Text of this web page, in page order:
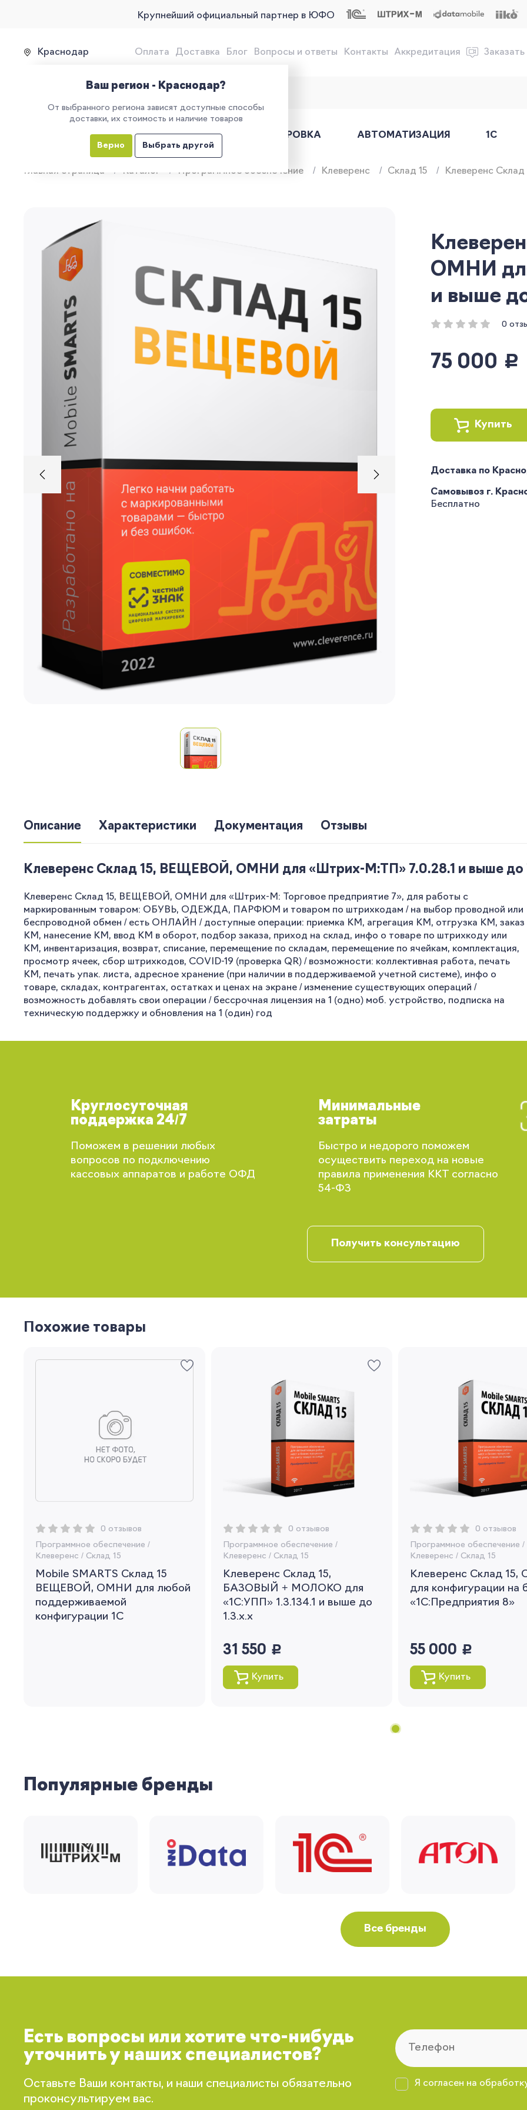
Крупнейший официальный партнер в ЮФО
Краснодар Оплата Доставка Блог Вопросы и ответы Контакты Аккредитация Заказать
Продажа, подключение и обслуживание онлайн-касс
УСЛУГИ ЕГАИС МАРКИРОВКА АВТОМАТИЗАЦИЯ 1С
Главная страница Каталог Программное обеспечение Клеверенс Склад 15 Клеверенс
ОМНИ
и выше
0
75 000 руб.
Купить
Доставка по
Самовывоз г.
Бесплатно
Описание Характеристики Документация Отзывы
Клеверенс Склад 15, ВЕЩЕВОЙ, ОМНИ для «Штрих-М:ТП» 7.0.28.1 и выше до
Клеверенс Склад 15, ВЕЩЕВОЙ, ОМНИ для «Штрих-М: Торговое предприятие 7», для работы с
маркированным товаром: ОБУВЬ, ОДЕЖДА, ПАРФЮМ и товаром по штрихкодам / на выбор проводной или
беспроводной обмен / есть ОНЛАЙН / доступные операции: приемка КМ, агрегация КМ, отгрузка КМ, заказ
КМ, нанесение КМ, ввод КМ в оборот, подбор заказа, приход на склад, инфо о товаре по штрихкоду или
КМ, инвентаризация, возврат, списание, перемещение по складам, перемещение по ячейкам, комплектация,
просмотр ячеек, сбор штрихкодов, COVID-19 (проверка QR) / возможности: коллективная работа, печать
КМ, печать упак. листа, адресное хранение (при наличии в поддерживаемой учетной системе), инфо о
товаре, складах, контрагентах, остатках и ценах на экране / изменение существующих операций /
возможность добавлять свои операции / бессрочная лицензия на 1 (одно) моб. устройство, подписка на
техническую поддержку и обновления на 1 (один) год
Круглосуточная
поддержка 24/7
Поможем в решении любых
вопросов по подключению
кассовых аппаратов и работе ОФД
Минимальные
затраты
Быстро и недорого поможем
осуществить переход на новые
правила применения ККТ согласно
54-ФЗ
Получить консультацию
Похожие товары
0 отзывов
Программное обеспечение /
Клеверенс / Склад 15
Mobile SMARTS Склад 15
ВЕЩЕВОЙ, ОМНИ для любой
поддерживаемой
конфигурации 1С
0 отзывов
Программное обеспечение /
Клеверенс / Склад 15
Клеверенс Склад 15,
БАЗОВЫЙ + МОЛОКО для
«1С:УПП» 1.3.134.1 и выше до
1.3.x.x
31 550 руб.
Купить
0 отзывов
Программное обеспечение /
Клеверенс / Склад 15
Клеверенс Склад
для конфигурации на
«1С:Предприятия 8»
55 000 руб.
Купить
Популярные бренды
Все бренды
Есть вопросы или хотите что-нибудь
уточнить у наших специалистов?
Оставьте Ваши контакты, и наши специалисты обязательно
проконсультируем вас.
Я согласен на
рекомендации
персональных данных
Запомнить меня
Регистрация
Вы сможете отслеживать статус своих
заказов и получать индивидуальные
Ваш регион - Краснодар?
От выбранного региона зависят доступные способы
доставки, их стоимость и наличие товаров
Верно Выбрать другой